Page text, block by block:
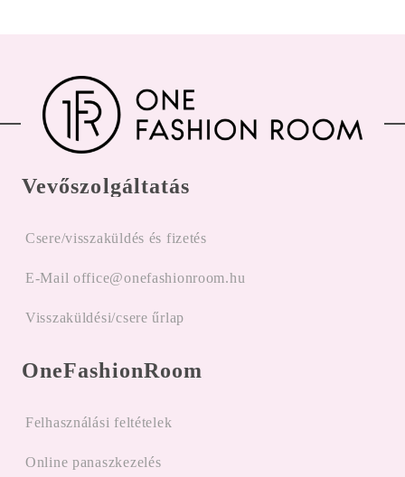
Vevőszolgáltatás
Csere/visszaküldés és fizetés
E-Mail office@onefashionroom.hu
Visszaküldési/csere űrlap
OneFashionRoom
Felhasználási feltételek
Online panaszkezelés